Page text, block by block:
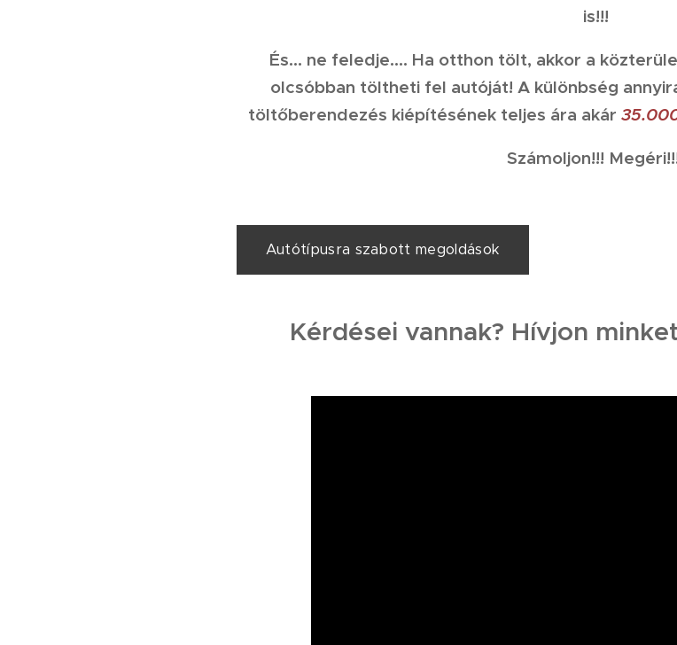
is!!!
És... ne feledje.... Ha otthon tölt, akkor a
olcsóbban töltheti fel autóját! A különbség
töltőberendezés kiépítésének teljes ára akár
Számoljon!!!
Autótípusra szabott megoldások
Kérdései vannak? Hívjon